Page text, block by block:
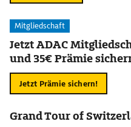
Mitgliedschaft
Jetzt ADAC
und 35€ Prämie
Jetzt Prämie sichern!
Grand Tour of